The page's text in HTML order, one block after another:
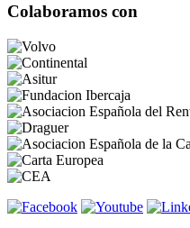
Colaboramos con